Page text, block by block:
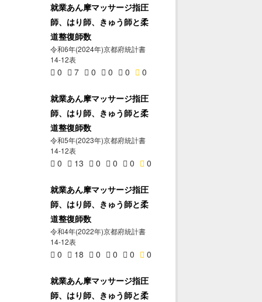
就業あん摩マッサージ指圧
師、はり師、きゅう師と柔
道整復師数
令和6年(2024年)京都府統計書
14-12表
0 7 0 0 0 0
就業あん摩マッサージ指圧
師、はり師、きゅう師と柔
道整復師数
令和5年(2023年)京都府統計書
14-12表
0 13 0 0 0 0
就業あん摩マッサージ指圧
師、はり師、きゅう師と柔
道整復師数
令和4年(2022年)京都府統計書
14-12表
0 18 0 0 0 0
就業あん摩マッサージ指圧
師、はり師、きゅう師と柔